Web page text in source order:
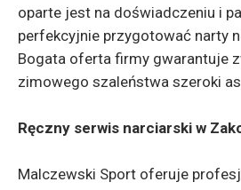
oparte jest na doświadczeniu i
perfekcyjnie przygotować narty
Bogata oferta firmy gwarantuje
zimowego szaleństwa szeroki
Ręczny serwis narciarski w
Malczewski Sport oferuje